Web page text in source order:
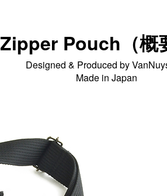
Zipper Pouch（概
Designed & Produced by
Made in Japan